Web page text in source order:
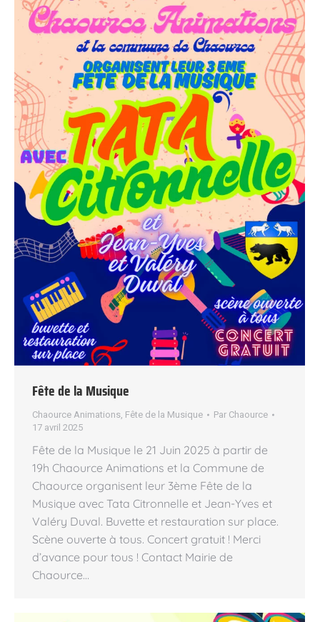
Fête de la Musique
Chaource Animations, Fête de la Musique Par Chaource
17 avril 2025
Fête de la Musique le 21 Juin 2025 à partir de
19h Chaource Animations et la Commune de
Chaource organisent leur 3ème Fête de la
Musique avec Tata Citronnelle et Jean-Yves et
Valéry Duval. Buvette et restauration sur place.
Scène ouverte à tous. Concert gratuit ! Merci
d’avance pour tous ! Contact Mairie de
Chaource…